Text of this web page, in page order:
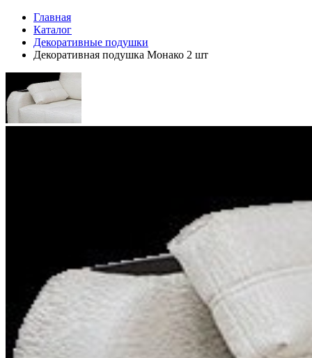
Главная
Каталог
Декоративные подушки
Декоративная подушка Монако 2 шт